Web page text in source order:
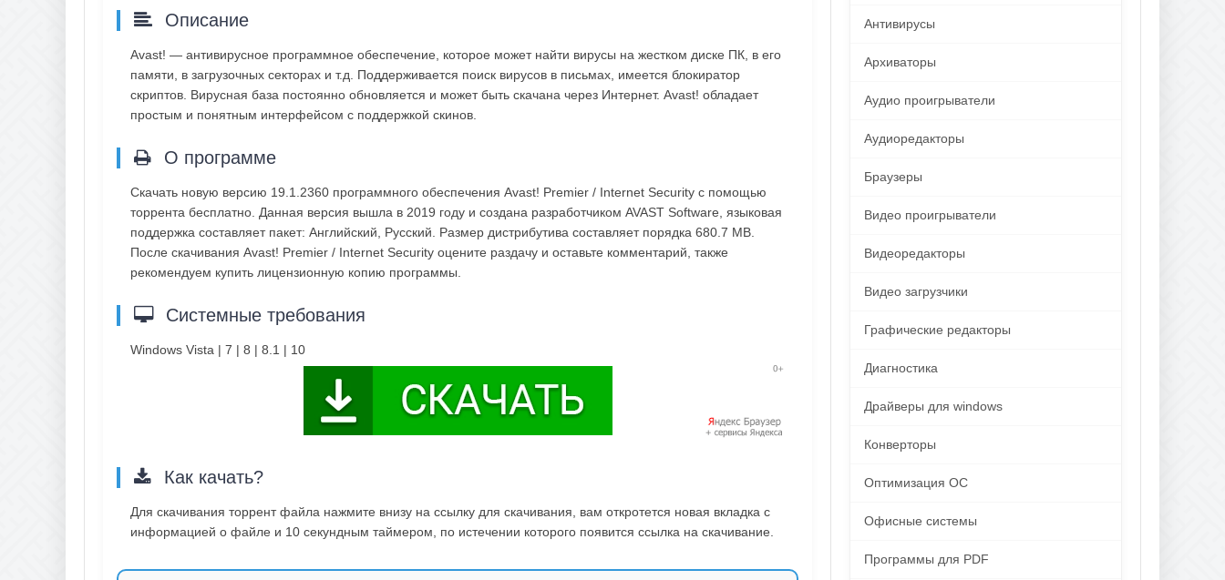
Описание
Avast! — антивирусное программное обеспечение, которое может найти вирусы на жестком диске ПК, в его
памяти, в загрузочных секторах и т.д. Поддерживается поиск вирусов в письмах, имеется блокиратор
скриптов. Вирусная база постоянно обновляется и может быть скачана через Интернет. Avast! обладает
простым и понятным интерфейсом с поддержкой скинов.
О программе
Скачать новую версию 19.1.2360 программного обеспечения Avast! Premier / Internet Security с помощью
торрента бесплатно. Данная версия вышла в 2019 году и создана разработчиком AVAST Software, языковая
поддержка составляет пакет: Английский, Русский. Размер дистрибутива составляет порядка 680.7 MB.
После скачивания Avast! Premier / Internet Security оцените раздачу и оставьте комментарий, также
рекомендуем купить лицензионную копию программы.
Системные требования
Windows Vista | 7 | 8 | 8.1 | 10
Как качать?
Для скачивания торрент файла нажмите внизу на ссылку для скачивания, вам откротется новая вкладка с
информацией о файле и 10 секундным таймером, по истечении которого появится ссылка на скачивание.
Антивирусы
Архиваторы
Аудио проигрыватели
Аудиоредакторы
Браузеры
Видео проигрыватели
Видеоредакторы
Видео загрузчики
Графические редакторы
Диагностика
Драйверы для windows
Конверторы
Оптимизация ОС
Офисные системы
Программы для PDF